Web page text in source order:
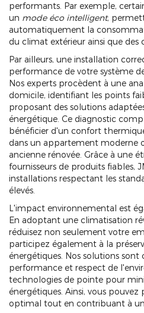
performants. Par exemple,
un mode éco intelligent,
automatiquement la
du climat extérieur ainsi que des
Par ailleurs, une installation
performance de votre système
Nos experts procèdent à une
domicile, identifiant les points
proposant des solutions
énergétique. Ce diagnostic
bénéficier d'un confort
dans un appartement moderne
ancienne rénovée. Grâce à une
fournisseurs de produits fiables,
installations respectant les
élevés.
L'impact environnemental est
En adoptant une climatisation
réduisez non seulement votre
participez également à la
énergétiques. Nos solutions sont
performance et respect de
technologies de pointe pour
énergétiques. Ainsi, vous
optimal tout en contribuant à un